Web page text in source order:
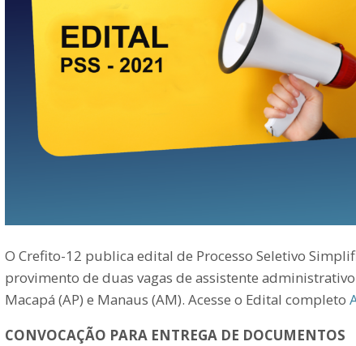
O Crefito-12 publica edital de Processo Seletivo
provimento de duas vagas de assistente
Macapá (AP) e Manaus (AM). Acesse o Edital completo
CONVOCAÇÃO PARA ENTREGA DE DOCUMENTOS